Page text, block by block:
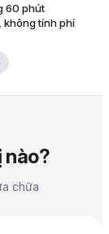
60 phút
không tính phí
nào?
chữa